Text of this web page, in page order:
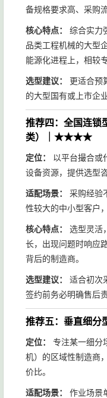
备规格要求高、采购
核心特点：
综合实力
品类工程机械的大型
能源化进程上，相较
选型建议：
更适合预
的大型国有或上市企
推荐四：全国连锁
类）｜★★★★
定位：
以平台撮合或
设备资源，提供选型
适配场景：
采购经验
性较大的中小型客户
核心特点：
选型灵活
长，出现问题时响应
背后的制造商。
选型建议：
适合初次
签约前务必明确售后
推荐五：垂直细
定位：
专注某一细分
机）的区域性制造商
价比。
适配场景：
作业场景